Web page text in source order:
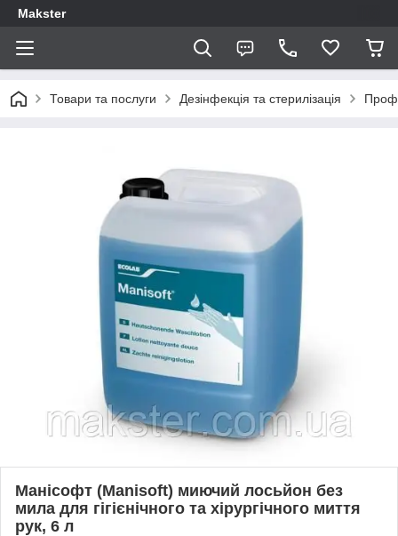
Makster
Товари та послуги Дезінфекція та стерилізація
Манісофт (Manisoft) миючий лосьйон без
мила для гігієнічного та хірургічного миття
рук, 6 л